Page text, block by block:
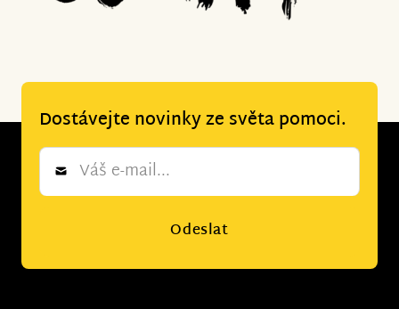
Dostávejte novinky ze světa pomoci.
Newsletter
Odeslat